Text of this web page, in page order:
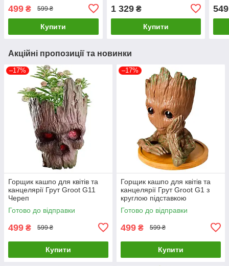
499 ₴ 599 ₴
Купити
1 329₴
Купити
549
Акційні пропозиції та новинки
–17%
Горщик кашпо для квітів та
канцелярії Грут Groot G11
Череп
Готово до відправки
499 ₴ 599 ₴
Купити
–17%
Горщик кашпо для квітів та
канцелярії Грут Groot G1 з
круглою підставкою
Готово до відправки
499 ₴ 599 ₴
Купити